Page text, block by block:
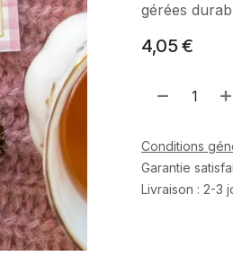
gérées
4,05 €
Conditions
Garantie
Livraison : 2-3